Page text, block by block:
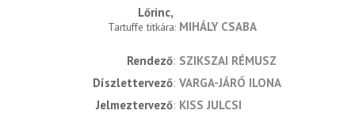
Lőrinc
Tartuffe titkára MIHÁLY CSABA
rendező SZIKSZAI RÉMUSZ
díszlettervező VARGA-JÁRÓ ILONA
jelmeztervező KISS JULCSI